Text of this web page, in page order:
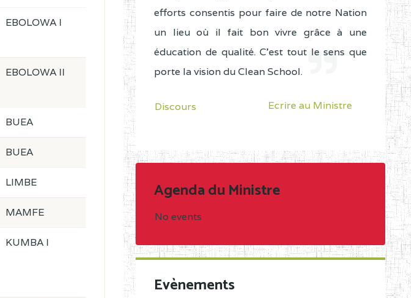
EBOLOWA I
EBOLOWA II
BUEA
BUEA
LIMBE
MAMFE
KUMBA I
efforts consentis pour faire de notre Nation
un lieu où il fait bon vivre grâce à une
éducation de qualité. C'est tout le sens que
porte la vision du Clean School.
Discours Ecrire au Ministre
Agenda du Ministre
No events
Evènements